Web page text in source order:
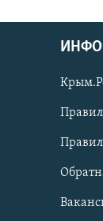
ИНФО